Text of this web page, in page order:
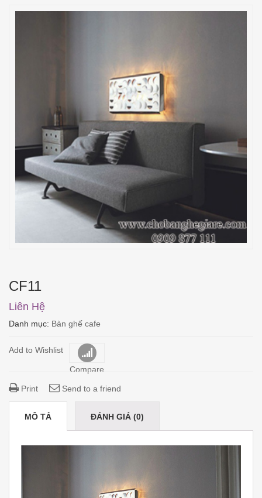
CF11
Liên Hệ
Danh mục: Bàn ghế cafe
Add to Wishlist
Compare
Print Send to a friend
MÔ TẢ ĐÁNH GIÁ (0)